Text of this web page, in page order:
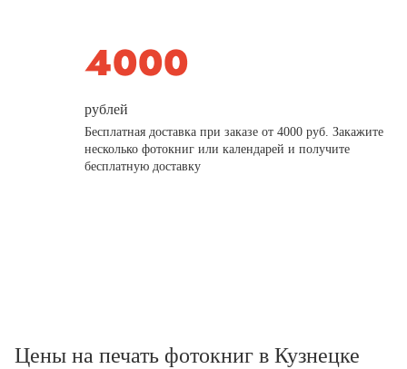
рублей
Бесплатная доставка при заказе от 4000 руб. Закажите
несколько фотокниг или календарей и получите
бесплатную доставку
Цены на печать фотокниг в Кузнецке